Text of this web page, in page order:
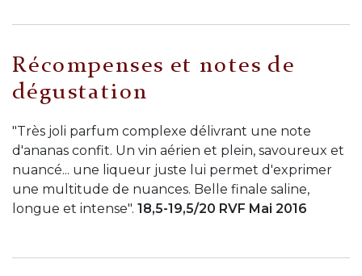
Récompenses et notes de
dégustation
"Très joli parfum complexe délivrant une note
d'ananas confit. Un vin aérien et plein, savoureux et
nuancé... une liqueur juste lui permet d'exprimer
une multitude de nuances. Belle finale saline,
longue et intense". 18,5-19,5/20 RVF Mai 2016